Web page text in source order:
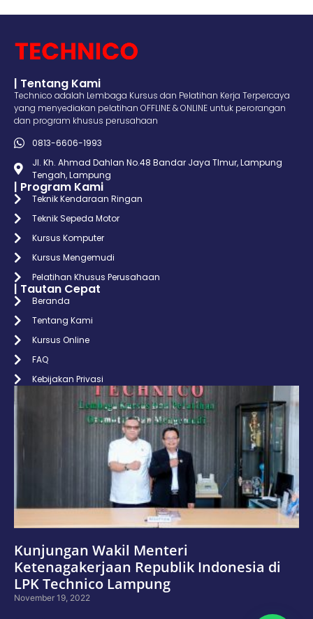
| Tentang Kami
Technico adalah Lembaga Kursus dan Pelatihan Kerja Terpercaya
yang menyediakan pelatihan OFFLINE & ONLINE untuk perorangan
dan program khusus perusahaan
0813-6606-1993
Jl. Kh. Ahmad Dahlan No.48 Bandar Jaya TImur, Lampung
Tengah, Lampung
| Program Kami
Teknik Kendaraan Ringan
Teknik Sepeda Motor
Kursus Komputer
Kursus Mengemudi
Pelatihan Khusus Perusahaan
| Tautan Cepat
Beranda
Tentang Kami
Kursus Online
FAQ
Kebijakan Privasi
Kunjungan Wakil Menteri
Ketenagakerjaan Republik Indonesia di
LPK Technico Lampung
November 19, 2022